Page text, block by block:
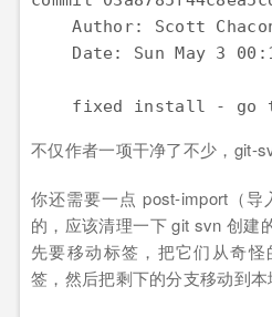
Author: Scott
Date: Sun May 3
fixed install - go
不仅作者一项干净了不少，git-
你还需要一点 post-import（
的，应该清理一下 git svn 创建
先要移动标签，把它们从奇
签，然后把剩下的分支移动到本